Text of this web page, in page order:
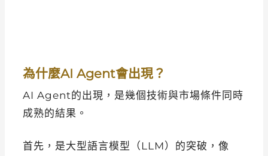
為什麼AI Agent會出現？
AI Agent的出現，是幾個技術與市場條件同時
成熟的結果。
首先，是大型語言模型（LLM）的突破，像